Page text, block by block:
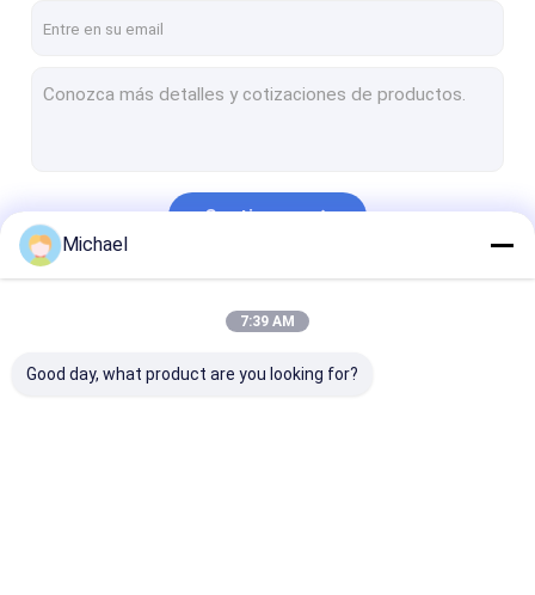
Cable de fribra óptica interior
Atenuador de la fibra óptica
Cordón de remiendo de la coleta
Cierre del empalme de la fibra óptica
Continuar
Nuestras Categorías
Michael
7:39 AM
Good day, what product are you looking for?